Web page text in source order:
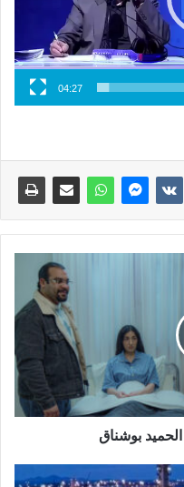
04:27
الحميد بوشناق